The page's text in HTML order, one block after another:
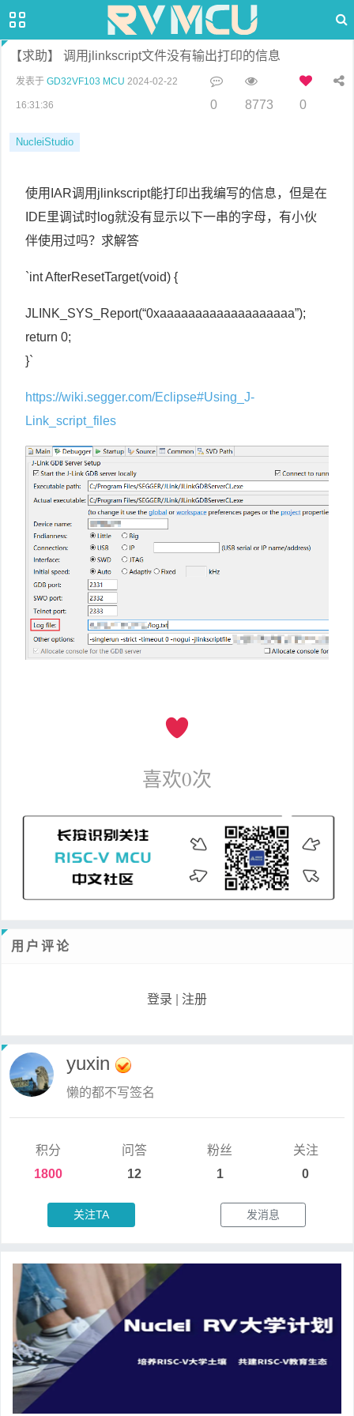
【求助】 调用jlinkscript文件没有输出打印的信息
发表于 GD32VF103 MCU 2024-02-22
16:31:36 0 8773 0
NucleiStudio
使用IAR调用jlinkscript能打印出我编写的信息，但是在
IDE里调试时log就没有显示以下一串的字母，有小伙
伴使用过吗？求解答
`int AfterResetTarget(void) {
JLINK_SYS_Report(“0xaaaaaaaaaaaaaaaaaaa”);
return 0;
}`
https://wiki.segger.com/Eclipse#Using_J-
Link_script_files
喜欢0次
用户评论
登录 注册
yuxin
懒的都不写签名
积分
1800
问答
12
粉丝
1
关注
0
关注TA 发消息